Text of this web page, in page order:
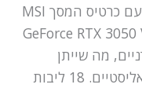
עם משחקים ואפליקציות מודרניות.עם כרטיס המסך MSI
GeForce RTX
מה שייתן
למשחקים שלכם תאורה וצללים ריאליסטיים. 18 ליבות